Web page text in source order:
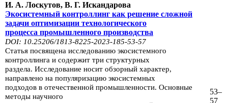
И. А. Лоскутов, В. Г. Искандарова
Экосистемный контроллинг как решение сложной
задачи оптимизации технологического
процесса промышленного производства
DOI: 10.25206/1813-8225-2023-185-53-57
Статья посвящена исследованию экосистемного
контроллинга и содержит три структурных
раздела. Исследование носит обзорный характер,
направлено на популяризацию экосистемных
подходов в отечественной промышленно­сти. Основные
методы научного
53–
57